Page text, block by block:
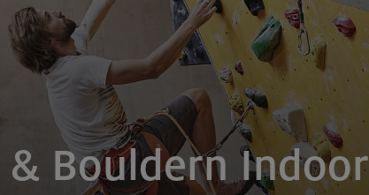
Bouldern Indoor